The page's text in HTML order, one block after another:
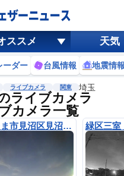
ススメ 天気
ーダー 台風情報 地震情報
ライブカメラ 関東 埼玉
ライブカメラ
カメラ一覧
さいたま市見沼区見沼インター上空